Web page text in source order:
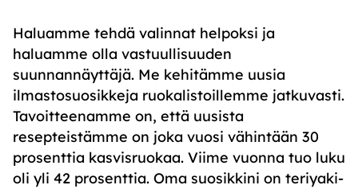
Haluamme tehdä valinnat helpoksi ja
haluamme olla vastuullisuuden
suunnannäyttäjä. Me kehitämme uusia
ilmastosuosikkeja ruokalistoillemme jatkuvasti.
Tavoitteenamme on, että uusista
resepteistämme on joka vuosi vähintään 30
prosenttia kasvisruokaa. Viime vuonna tuo luku
oli yli 42 prosenttia. Oma suosikkini on teriyaki-